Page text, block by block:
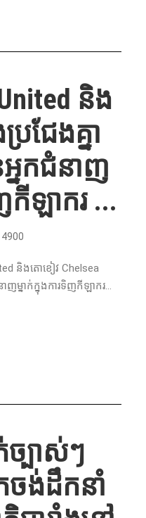
និង
ជែងគ្នា
អ្នកជំនាញ
កីឡាករ​ ...
និងតោខៀវ​ Chelsea
ញម្នាក់ក្នុងការទិញកីឡាករ​...
ច្បាស់​ៗ​
ង់​ដឹក​នាំ​